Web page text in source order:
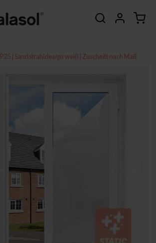
| Sandstrahldesign weiß | Zuschnitt nach Maß